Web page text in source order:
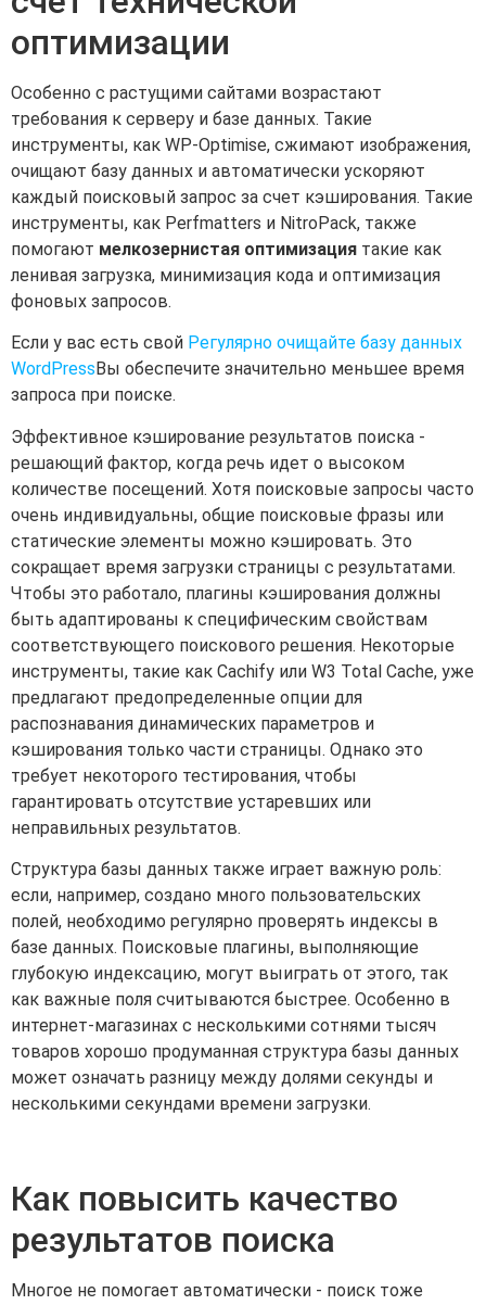
оптимизации
Особенно с растущими сайтами возрастают
требования к серверу и базе данных. Такие
инструменты, как WP-Optimise, сжимают изображения,
очищают базу данных и автоматически ускоряют
каждый поисковый запрос за счет кэширования. Такие
инструменты, как Perfmatters и NitroPack, также
помогают мелкозернистая оптимизация такие как
ленивая загрузка, минимизация кода и оптимизация
фоновых запросов.
Если у вас есть свой Регулярно очищайте базу данных
WordPress Вы обеспечите значительно меньшее время
запроса при поиске.
Эффективное кэширование результатов поиска -
решающий фактор, когда речь идет о высоком
количестве посещений. Хотя поисковые запросы часто
очень индивидуальны, общие поисковые фразы или
статические элементы можно кэшировать. Это
сокращает время загрузки страницы с результатами.
Чтобы это работало, плагины кэширования должны
быть адаптированы к специфическим свойствам
соответствующего поискового решения. Некоторые
инструменты, такие как Cachify или W3 Total Cache, уже
предлагают предопределенные опции для
распознавания динамических параметров и
кэширования только части страницы. Однако это
требует некоторого тестирования, чтобы
гарантировать отсутствие устаревших или
неправильных результатов.
Структура базы данных также играет важную роль:
если, например, создано много пользовательских
полей, необходимо регулярно проверять индексы в
базе данных. Поисковые плагины, выполняющие
глубокую индексацию, могут выиграть от этого, так
как важные поля считываются быстрее. Особенно в
интернет-магазинах с несколькими сотнями тысяч
товаров хорошо продуманная структура базы данных
может означать разницу между долями секунды и
несколькими секундами времени загрузки.
Как повысить качество
результатов поиска
Многое не помогает автоматически - поиск тоже